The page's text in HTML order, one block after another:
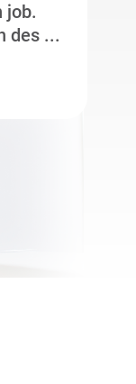
job.
des ...